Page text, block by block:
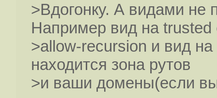
>Вдогонку. А видами не
Например вид на trusted
>allow-recursion и вид на
находится зона рутов
>и ваши домены(если